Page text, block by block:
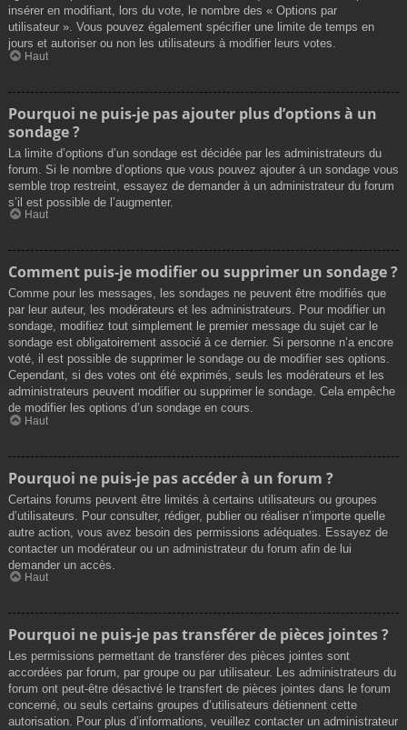
insérer en modifiant, lors du vote, le nombre des « Options par
utilisateur ». Vous pouvez également spécifier une limite de temps en
jours et autoriser ou non les utilisateurs à modifier leurs votes.
Haut
Pourquoi ne puis-je pas ajouter plus d’options à un
sondage ?
La limite d’options d’un sondage est décidée par les administrateurs du
forum. Si le nombre d’options que vous pouvez ajouter à un sondage vous
semble trop restreint, essayez de demander à un administrateur du forum
s’il est possible de l’augmenter.
Haut
Comment puis-je modifier ou supprimer un sondage ?
Comme pour les messages, les sondages ne peuvent être modifiés que
par leur auteur, les modérateurs et les administrateurs. Pour modifier un
sondage, modifiez tout simplement le premier message du sujet car le
sondage est obligatoirement associé à ce dernier. Si personne n’a encore
voté, il est possible de supprimer le sondage ou de modifier ses options.
Cependant, si des votes ont été exprimés, seuls les modérateurs et les
administrateurs peuvent modifier ou supprimer le sondage. Cela empêche
de modifier les options d’un sondage en cours.
Haut
Pourquoi ne puis-je pas accéder à un forum ?
Certains forums peuvent être limités à certains utilisateurs ou groupes
d’utilisateurs. Pour consulter, rédiger, publier ou réaliser n’importe quelle
autre action, vous avez besoin des permissions adéquates. Essayez de
contacter un modérateur ou un administrateur du forum afin de lui
demander un accès.
Haut
Pourquoi ne puis-je pas transférer de pièces jointes ?
Les permissions permettant de transférer des pièces jointes sont
accordées par forum, par groupe ou par utilisateur. Les administrateurs du
forum ont peut-être désactivé le transfert de pièces jointes dans le forum
concerné, ou seuls certains groupes d’utilisateurs détiennent cette
autorisation. Pour plus d’informations, veuillez contacter un administrateur